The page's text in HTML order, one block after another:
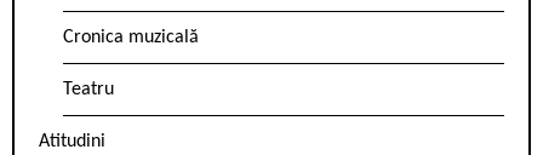
Cronica muzicală
Teatru
Atitudini